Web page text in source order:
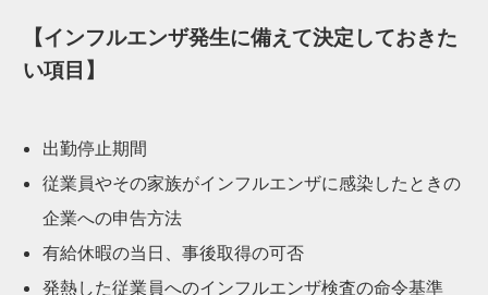
【インフルエンザ発生に備えて決定しておきた
い項目】
出勤停止期間
従業員やその家族がインフルエンザに感染したときの
企業への申告方法
有給休暇の当日、事後取得の可否
発熱した従業員へのインフルエンザ検査の命令基準